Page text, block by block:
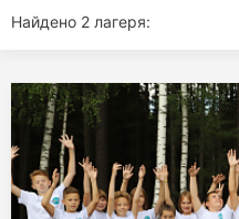
Найдено 2 лагеря: